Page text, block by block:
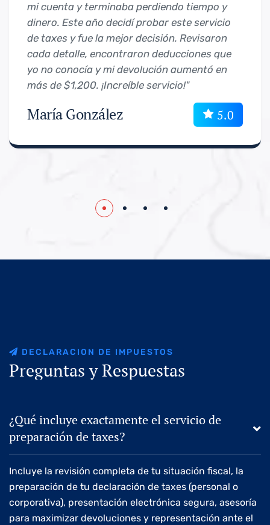
mi cuenta y terminaba perdiendo tiempo y
dinero. Este año decidí probar este servicio
de taxes y fue la mejor decisión. Revisaron
cada detalle, encontraron deducciones que
yo no conocía y mi devolución aumentó en
más de $1,200. ¡Increíble servicio!"
María González 5.0
D EC LARAC IO N D E I MPU ESTOS
Preguntas yRespuestas
¿Qué incluye exactamente el servicio de
preparación de taxes?
Incluye la revisión completa de tu situación fiscal, la
preparación de tu declaración de taxes (personal o
corporativa), presentación electrónica segura, asesoría
para maximizar devoluciones y representación ante el